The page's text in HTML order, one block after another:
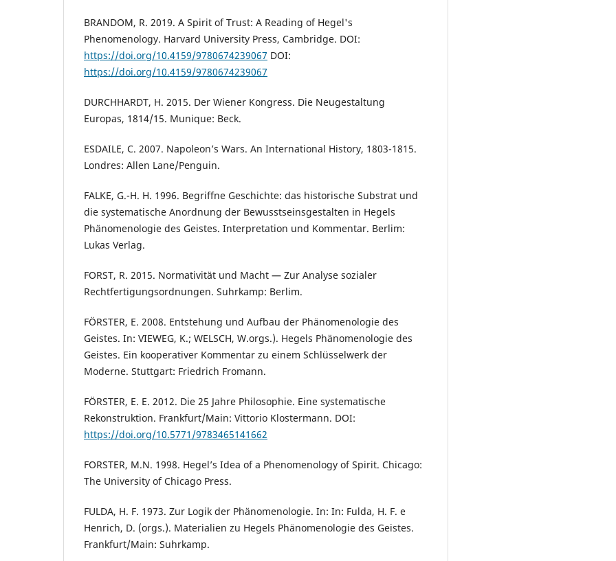
BRANDOM, R. 2019. A Spirit of Trust: A Reading of Hegel's
Phenomenology. Harvard University Press, Cambridge. DOI:
https://doi.org/10.4159/9780674239067 DOI:
https://doi.org/10.4159/9780674239067
DURCHHARDT, H. 2015. Der Wiener Kongress. Die Neugestaltung
Europas, 1814/15. Munique: Beck.
ESDAILE, C. 2007. Napoleon’s Wars. An International History, 1803-1815.
Londres: Allen Lane/Penguin.
FALKE, G.-H. H. 1996. Begriffne Geschichte: das historische Substrat und
die systematische Anordnung der Bewusstseinsgestalten in Hegels
Phänomenologie des Geistes. Interpretation und Kommentar. Berlim:
Lukas Verlag.
FORST, R. 2015. Normativität und Macht — Zur Analyse sozialer
Rechtfertigungsordnungen. Suhrkamp: Berlim.
FÖRSTER, E. 2008. Entstehung und Aufbau der Phänomenologie des
Geistes. In: VIEWEG, K.; WELSCH, W.orgs.). Hegels Phänomenologie des
Geistes. Ein kooperativer Kommentar zu einem Schlüsselwerk der
Moderne. Stuttgart: Friedrich Fromann.
FÖRSTER, E. E. 2012. Die 25 Jahre Philosophie. Eine systematische
Rekonstruktion. Frankfurt/Main: Vittorio Klostermann. DOI:
https://doi.org/10.5771/9783465141662
FORSTER, M.N. 1998. Hegel’s Idea of a Phenomenology of Spirit. Chicago:
The University of Chicago Press.
FULDA, H. F. 1973. Zur Logik der Phänomenologie. In: In: Fulda, H. F. e
Henrich, D. (orgs.). Materialien zu Hegels Phänomenologie des Geistes.
Frankfurt/Main: Suhrkamp.